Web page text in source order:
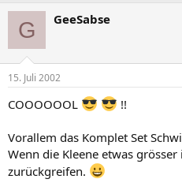
G GeeSabse
15. Juli 2002
COOOOOOL !!
Vorallem das Komplet Set
Wenn die Kleene etwas
zurückgreifen.